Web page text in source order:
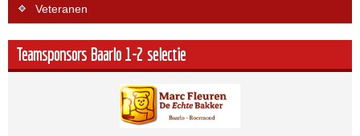
Veteranen
Teamsponsors Baarlo 1-2 selectie